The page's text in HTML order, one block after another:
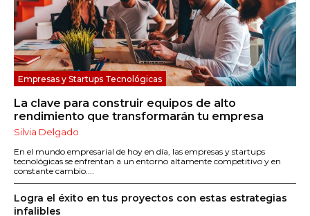
Empresas y Startups Tecnológicas
La clave para construir equipos de alto
rendimiento que transformarán tu empresa
Silvia Delgado
En el mundo empresarial de hoy en día, las empresas y startups
tecnológicas se enfrentan a un entorno altamente competitivo y en
constante cambio....
Logra el éxito en tus proyectos con estas estrategias
infalibles